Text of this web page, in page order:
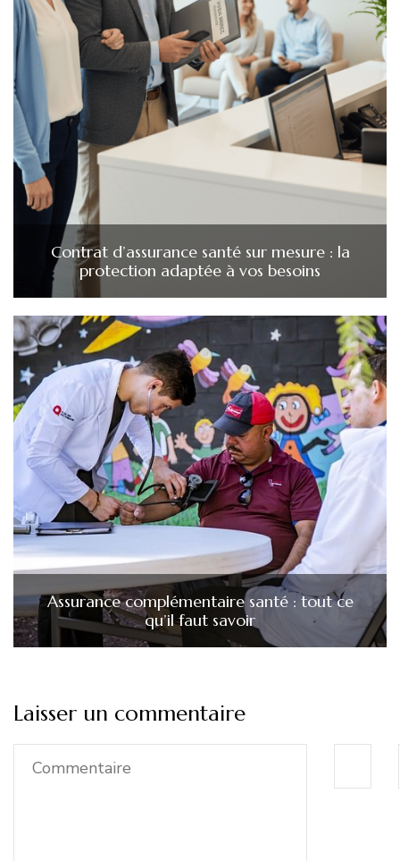
Contrat d’assurance santé sur mesure : la
protection adaptée à vos besoins
Assurance complémentaire santé : tout ce
qu’il faut savoir
Laisser un commentaire